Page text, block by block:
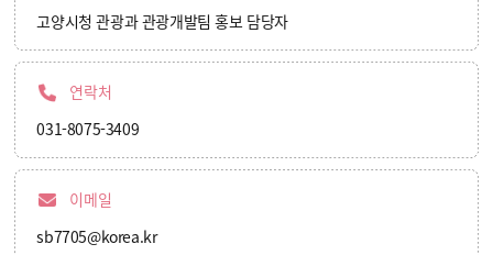
고양시청 관광과 관광개발팀 홍보 담당자
연락처
031-8075-3409
이메일
sb7705@korea.kr